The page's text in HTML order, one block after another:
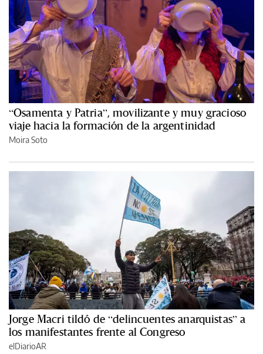
“Osamenta y Patria”, movilizante y muy gracioso
viaje hacia la formación de la argentinidad
Moira Soto
Jorge Macri tildó de “delincuentes anarquistas” a
los manifestantes frente al Congreso
elDiarioAR